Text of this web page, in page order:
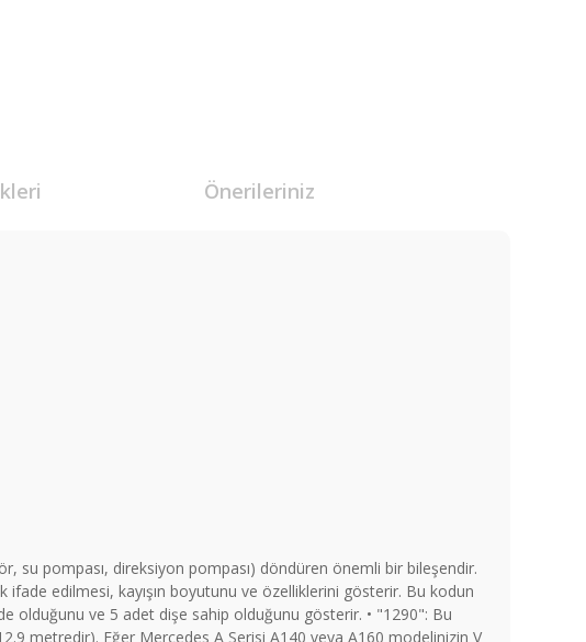
Önerileriniz
su pompası, direksiyon pompası) döndüren önemli bir bileşendir.
ifade edilmesi, kayışın boyutunu ve özelliklerini gösterir. Bu kodun
olduğunu ve 5 adet dişe sahip olduğunu gösterir. • "1290": Bu
metredir). Eğer Mercedes A Serisi A140 veya A160 modelinizin V